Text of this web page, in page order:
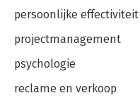
persoonlijke effectiviteit
projectmanagement
psychologie
reclame en verkoop